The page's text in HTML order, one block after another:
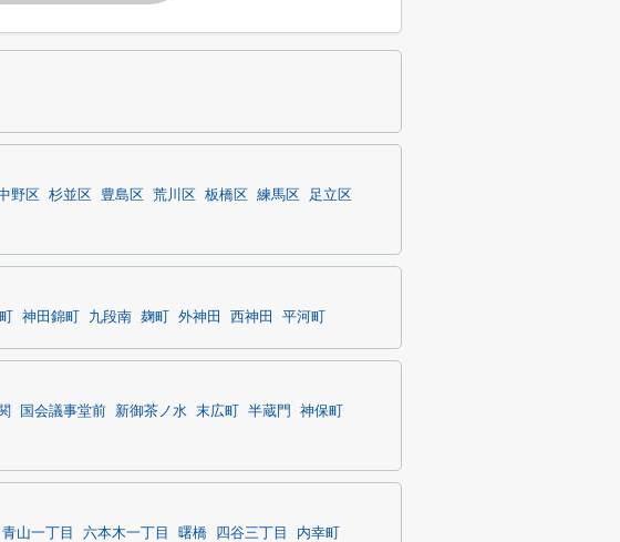
野区 杉並区 豊島区 荒川区 板橋区 練馬区
足立区
神田錦町 九段南 麹町 外神田 西神田 平河町
国会議事堂前 新御茶ノ水 末広町 半蔵門
神保町
青山一丁目 六本木一丁目 曙橋 四谷三丁目
内幸町